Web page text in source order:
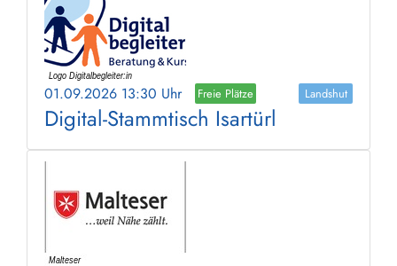
01.09.2026 13:30 Uhr Freie Plätze Landshut
Digital-Stammtisch Isartürl